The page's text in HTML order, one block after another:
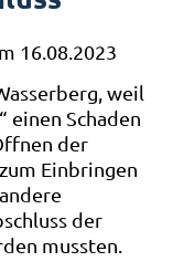
16.08.2023
weil
einen Schaden
der
Einbringen
der
mussten.